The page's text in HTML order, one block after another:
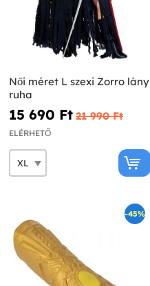
Női méret L szexi Zorro lány
ruha
15 690 Ft‎ 21 990 Ft‎
ELÉRHETŐ
-45%